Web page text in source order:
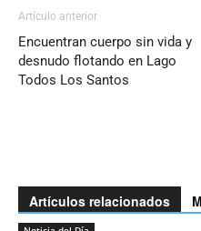
Artículo anterior
Encuentran cuerpo sin vida y
desnudo flotando en Lago
Todos Los Santos
Artículos relacionados